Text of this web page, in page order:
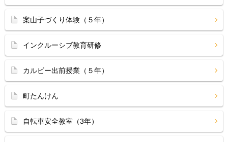
案山子づくり体験（５年）
インクルーシブ教育研修
カルビー出前授業（５年）
町たんけん
自転車安全教室（3年）